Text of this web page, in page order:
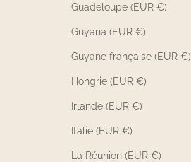
Guadeloupe (EUR €)
Guyana (EUR €)
Guyane française (EUR €)
Hongrie (EUR €)
Irlande (EUR €)
Italie (EUR €)
La Réunion (EUR €)